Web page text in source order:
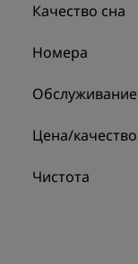
Качество сна
Номера
Обслуживание
Цена/качество
Чистота